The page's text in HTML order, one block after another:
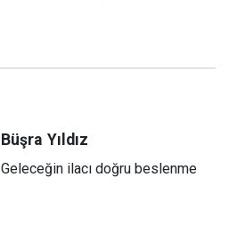
Büşra Yıldız
Geleceğin ilacı doğru beslenme